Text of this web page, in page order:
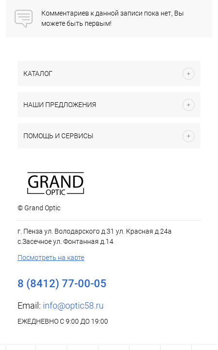
Комментариев к данной записи пока нет, Вы
можете быть первым!
КАТАЛОГ
НАШИ ПРЕДЛОЖЕНИЯ
ПОМОЩЬ И СЕРВИСЫ
© Grand Optic
г. Пенза ул. Володарского д.31 ул. Красная д.24а
с.Засечное ул. Фонтанная д.14
Посмотреть на карте
8 (8412) 77-00-05
Email: info@optic58.ru
ЕЖЕДНЕВНО С 9:00 ДО 19:00